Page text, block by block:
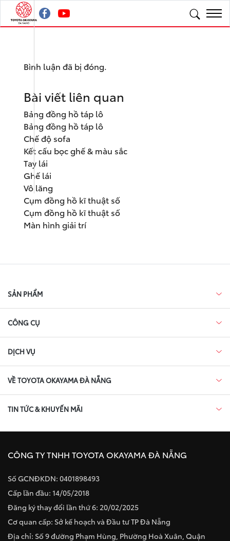
Bình luận đã bị đóng.
Bài viết liên quan
Bảng đồng hồ táp lô
Bảng đồng hồ táp lô
Chế độ sofa
Kết cấu bọc ghế & màu sắc
Tay lái
Ghế lái
Vô lăng
Cụm đồng hồ kĩ thuật số
Cụm đồng hồ kĩ thuật số
Màn hình giải trí
SẢN PHẨM
CÔNG CỤ
DỊCH VỤ
VỀ TOYOTA OKAYAMA ĐÀ NẴNG
TIN TỨC & KHUYẾN MÃI
CÔNG TY TNHH TOYOTA OKAYAMA ĐÀ NẴNG
Số GCNĐKDN: 0401898493
Cấp lần đầu: 14/05/2018
Đăng ký thay đổi lần thứ 6: 20/02/2025
Cơ quan cấp: Sở kế hoạch và Đầu tư TP Đà Nẵng
Địa chỉ: Số 9 đường Phạm Hùng, Phường Hoà Xuân, Quận